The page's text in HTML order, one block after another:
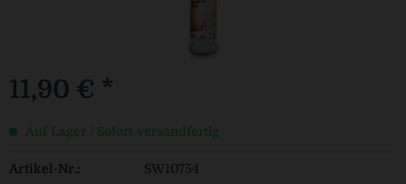
11,90 € *
Auf Lager / Sofort versandfertig
Artikel-Nr.:
SW10754